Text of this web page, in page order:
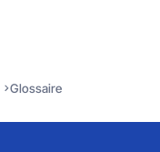
Glossaire